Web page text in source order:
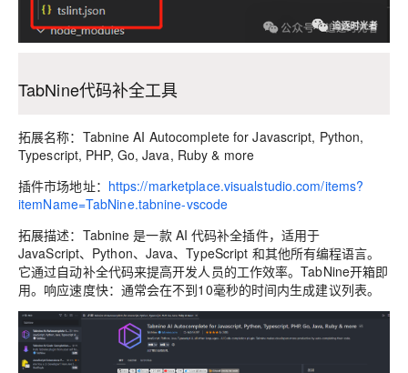
TabNine代码补全工具
拓展名称：Tabnine AI Autocomplete for Javascript, Python,
Typescript, PHP, Go, Java, Ruby & more
插件市场地址： https://marketplace.visualstudio.com/items?
itemName=TabNine.tabnine-vscode
拓展描述：Tabnine 是一款 AI 代码补全插件，适用于
JavaScript、Python、Java、TypeScript 和其他所有编程语言。
它通过自动补全代码来提高开发人员的工作效率。TabNine开箱即
用。响应速度快：通常会在不到10毫秒的时间内生成建议列表。